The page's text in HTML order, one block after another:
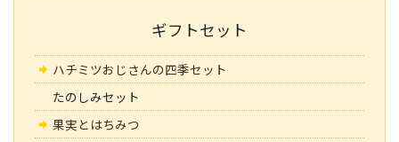
ギフトセット
ハチミツおじさんの四季セット
たのしみセット
果実とはちみつ